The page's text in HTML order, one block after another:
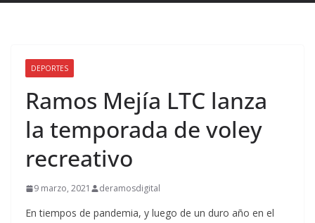
DEPORTES
Ramos Mejía LTC lanza
la temporada de voley
recreativo
9 marzo, 2021 deramosdigital
En tiempos de pandemia, y luego de un duro año en el